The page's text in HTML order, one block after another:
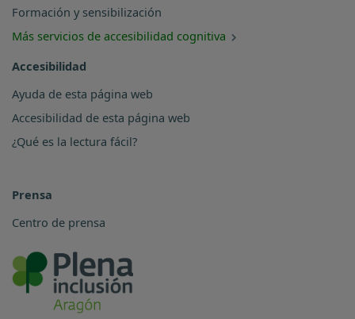
Formación y sensibilización
Más servicios de accesibilidad cognitiva
Accesibilidad
Ayuda de esta página web
Accesibilidad de esta página web
¿Qué es la lectura fácil?
Prensa
Centro de prensa